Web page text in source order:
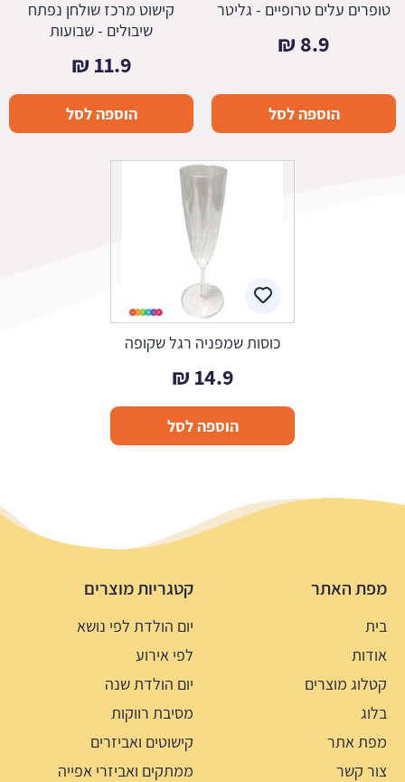
טופרים עלים טרופיים - גליטר
8.9
₪
הוספה לסל
קישוט מרכז שולחן נפתח
שיבולים - שבועות
11.9
₪
הוספה לסל
כוסות שמפניה רגל שקופה
14.9
₪
הוספה לסל
מפת האתר
בית
אודות
קטלוג מוצרים
בלוג
מפת אתר
צור קשר
קטגריות מוצרים
יום הולדת לפי נושא
לפי אירוע
יום הולדת שנה
מסיבת רווקות
קישוטים ואביזרים
ממתקים ואביזרי אפייה